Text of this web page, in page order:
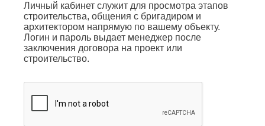
Личный кабинет служит для просмотра этапов
строительства, общения с бригадиром и
архитектором напрямую по вашему объекту.
Логин и пароль выдает менеджер после
заключения договора на проект или
строительство.